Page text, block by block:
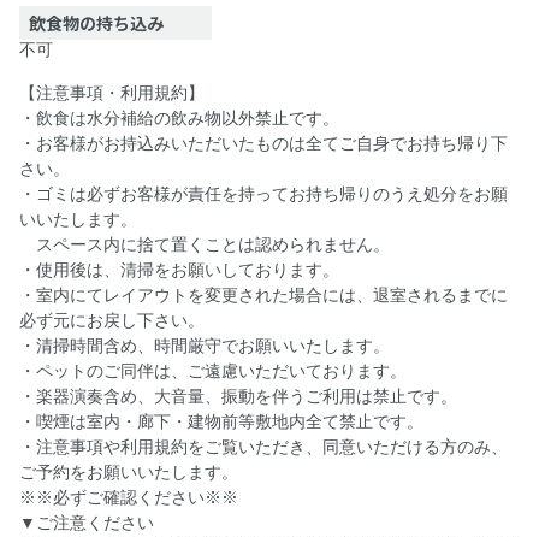
飲食物の持ち込み
不可
【注意事項・利用規約】
・飲食は水分補給の飲み物以外禁止です。
・お客様がお持込みいただいたものは全てご自身でお持ち帰り下
さい。
・ゴミは必ずお客様が責任を持ってお持ち帰りのうえ処分をお願
いいたします。
スペース内に捨て置くことは認められません。
・使用後は、清掃をお願いしております。
・室内にてレイアウトを変更された場合には、退室されるまでに
必ず元にお戻し下さい。
・清掃時間含め、時間厳守でお願いいたします。
・ペットのご同伴は、ご遠慮いただいております。
・楽器演奏含め、大音量、振動を伴うご利用は禁止です。
・喫煙は室内・廊下・建物前等敷地内全て禁止です。
・注意事項や利用規約をご覧いただき、同意いただける方のみ、
ご予約をお願いいたします。
※※必ずご確認ください※※
▼ご注意ください